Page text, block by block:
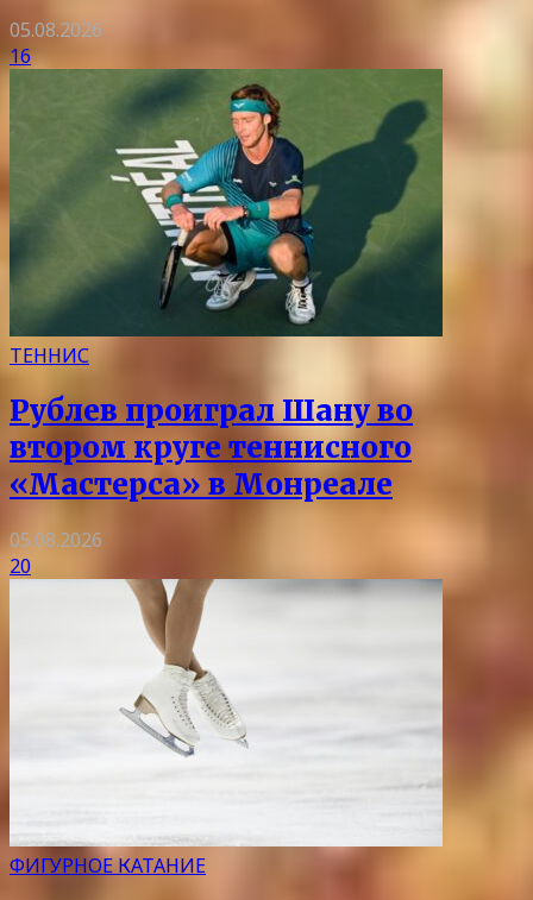
05.08.2026
16
ТЕННИС
Рублев проиграл Шану во
втором круге теннисного
«Мастерса» в Монреале
05.08.2026
20
ФИГУРНОЕ КАТАНИЕ